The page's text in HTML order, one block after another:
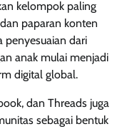
kelompok paling
paparan konten
penyesuaian dari
anak mulai menjadi
digital global.
dan Threads juga
sebagai bentuk